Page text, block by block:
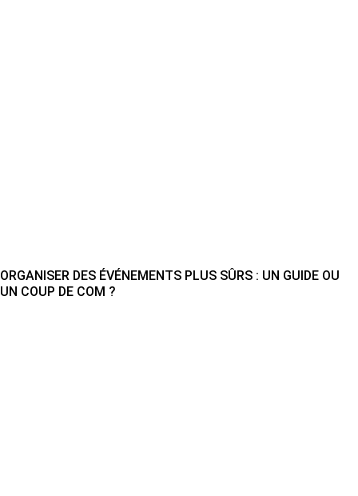
ORGANISER DES ÉVÉNEMENTS PLUS SÛRS : UN GUIDE OU
UN COUP DE COM ?